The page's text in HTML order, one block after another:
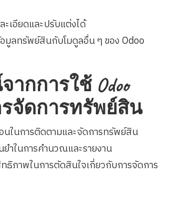
ะเอียดและปรับแต่งได้
มูลทรัพย์สินกับโมดูลอื่น ๆ ของ Odoo
กการใช้ Odoo
จัดการทรัพย์สิน
นในการติดตามและจัดการทรัพย์สิน
ำในการคำนวณและรายงาน
ธิภาพในการตัดสินใจเกี่ยวกับการจัดการ